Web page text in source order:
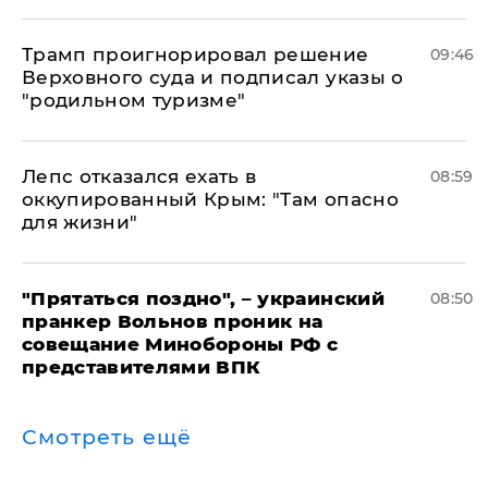
Трамп проигнорировал решение
Верховного суда и подписал указы о
"родильном туризме"
09:46
Лепс отказался ехать в
оккупированный Крым: "Там опасно
для жизни"
08:59
"Прятаться поздно", – украинский
пранкер Вольнов проник на
совещание Минобороны РФ с
представителями ВПК
08:50
Смотреть ещё